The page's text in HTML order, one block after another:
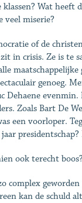
klassen? Wat heeft
veel miserie?
of de
in crisis. Ze is te
genoeg.
Dehaene
Zoals Bart De
een voorloper.
ook terecht
complex
kan de schuld